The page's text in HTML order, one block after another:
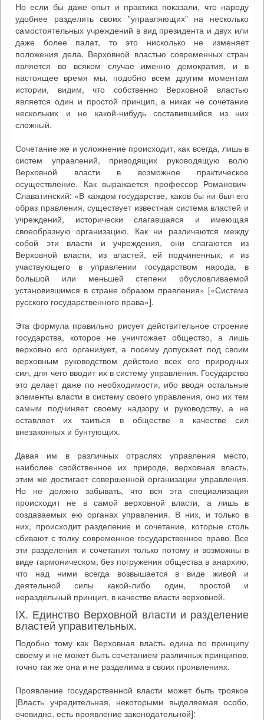
Но если бы даже опыт и практика показали, что народу
удобнее разделить своих "управляющих" на несколько
самостоятельных учреждений в вид президента и двух или
даже более палат, то это нисколько не изменяет
положения дела. Верховной властью современных стран
является во всяком случае именно демократия, и в
настоящее время мы, подобно всем другим моментам
истории, видим, что собственно Верховной властью
является один и простой принцип, а никак не сочетание
нескольких и не какой-нибудь составившийся из них
сложный.
Сочетание же и усложнение происходит, как всегда, лишь в
систем управлений, приводящих руководящую волю
Верховной власти в возможное практическое
осуществление. Как выражается профессор Романович-
Славатинский: «В каждом государстве, каков бы ни был его
образ правления, существует известная система властей и
учреждений, исторически слагавшаяся и имеющая
своеобразную организацию. Как ни различаются между
собой эти власти и учреждения, они слагаются из
Верховной власти, из властей, ей подчиненных, и из
участвующего в управлении государством народа, в
большой или меньшей степени обусловливаемой
установившимся в стране образом правления» [«Система
русского государственного права»].
Эта формула правильно рисует действительное строение
государства, которое не уничтожает общество, а лишь
верховно его организует, а посему допускает под своим
верховным руководством действие всех его природных
сил, для чего вводит их в систему управления. Государство
это делает даже по необходимости, ибо вводя остальные
элементы власти в систему своего управления, оно их тем
самым подчиняет своему надзору и руководству, а не
оставляет их таиться в обществе в качестве сил
внезаконных и бунтующих.
Давая им в различных отраслях управления место,
наиболее свойственное их природе, верховная власть,
этим же достигает совершенной организации управления.
Но не должно забывать, что вся эта специализация
происходит не в самой верховной власти, а лишь в
создаваемых ею органах управления. В них, и только в
них, происходит разделение и сочетание, которые столь
сбивают с толку современное государственное право. Все
эти разделения и сочетания только потому и возможны в
виде гармоническом, без погружения общества в анархию,
что над ними всегда возвышается в виде живой и
деятельной силы какой-либо один, простой и
нераздельный принцип, в качестве власти верховной.
IX. Единство Верховной власти и разделение
властей управительных.
Подобно тому как Верховная власть едина по принципу
своему и не может быть сочетанием различных принципов,
точно так же она и не разделима в своих проявлениях.
Проявление государственной власти может быть троякое
[Власть учредительная, некоторыми выделяемая особо,
очевидно, есть проявление законодательной]: